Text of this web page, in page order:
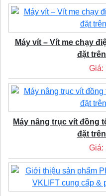
Máy vít – Vít me chạy
đặt
Giá:
Máy nâng trục vít đồng
đặt
Giá: